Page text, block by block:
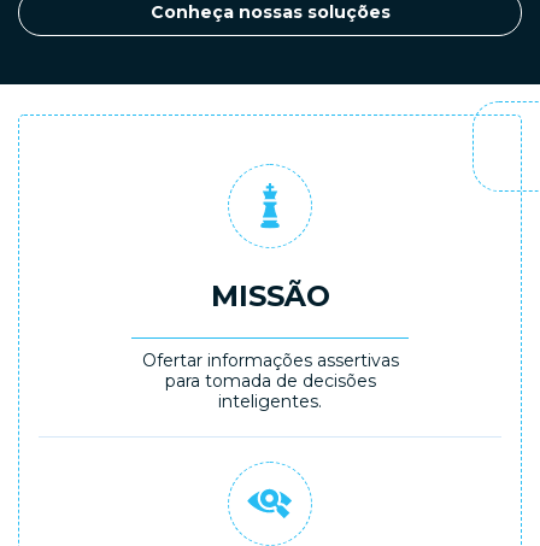
Conheça nossas soluções
MISSÃO
Ofertar informações assertivas
para tomada de decisões
inteligentes.